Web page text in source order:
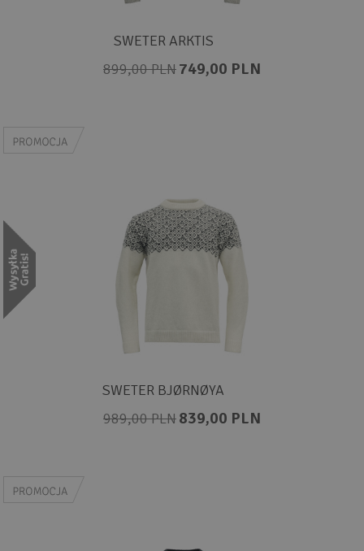
SWETER ARKTIS
899,00 PLN749,00 PLN
SWETER BJØRNØYA
989,00 PLN839,00 PLN